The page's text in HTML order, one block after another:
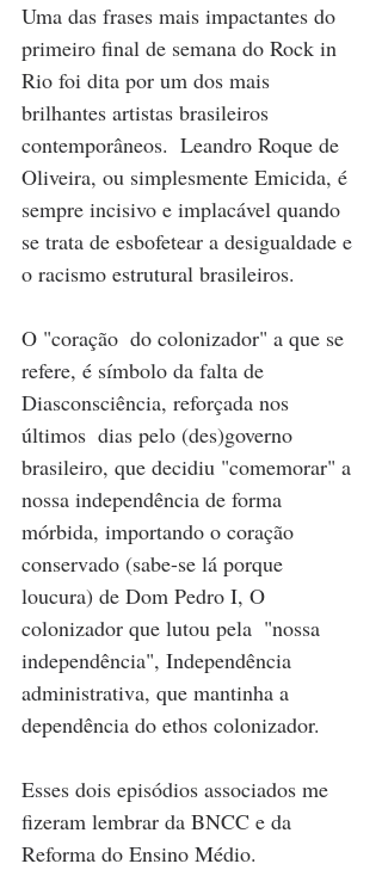
Uma das frases mais impactantes do
primeiro final de semana do Rock in
Rio foi dita por um dos mais
brilhantes artistas brasileiros
contemporâneos.  Leandro Roque de
Oliveira, ou simplesmente Emicida, é
sempre incisivo e implacável quando
se trata de esbofetear a desigualdade e
o racismo estrutural brasileiros.
O "coração  do colonizador" a que se
refere, é símbolo da falta de
Diasconsciência, reforçada nos
últimos  dias pelo (des)governo
brasileiro, que decidiu "comemorar" a
nossa independência de forma
mórbida, importando o coração
conservado (sabe-se lá porque
loucura) de Dom Pedro I, O
colonizador que lutou pela  "nossa
independência", Independência
administrativa, que mantinha a
dependência do ethos colonizador.
Esses dois episódios associados me
fizeram lembrar da BNCC e da
Reforma do Ensino Médio.